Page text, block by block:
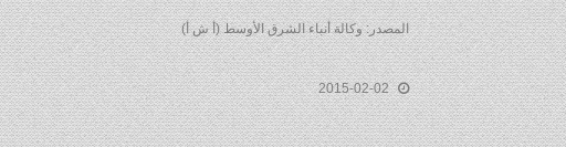
المصدر: وكالة أنباء الشرق الأوسط (أ ش أ)
2015-02-02